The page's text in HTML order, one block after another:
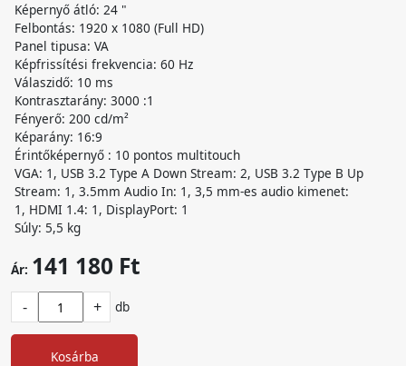
Képernyő átló: 24 "
Felbontás: 1920 x 1080 (Full HD)
Panel tipusa: VA
Képfrissítési frekvencia: 60 Hz
Válaszidő: 10 ms
Kontrasztarány: 3000 :1
Fényerő: 200 cd/m²
Képarány: 16:9
Érintőképernyő : 10 pontos multitouch
VGA: 1, USB 3.2 Type A Down Stream: 2, USB 3.2 Type B Up
Stream: 1, 3.5mm Audio In: 1, 3,5 mm-es audio kimenet:
1, HDMI 1.4: 1, DisplayPort: 1
Súly: 5,5 kg
Ár: 141 180 Ft
- + db
Kosárba